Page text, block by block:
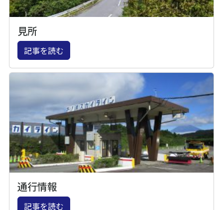
見所
記事を読む
通行情報
記事を読む